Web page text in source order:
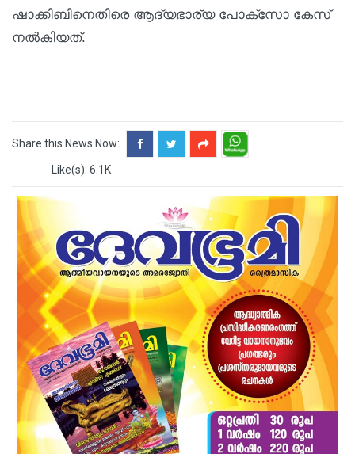
ഷാക്കിബിനെതിരെ ആദ്യഭാര്യ പോക്‌സോ കേസ്
നല്‍കിയത്.
Share this News Now:
Like(s): 6.1K